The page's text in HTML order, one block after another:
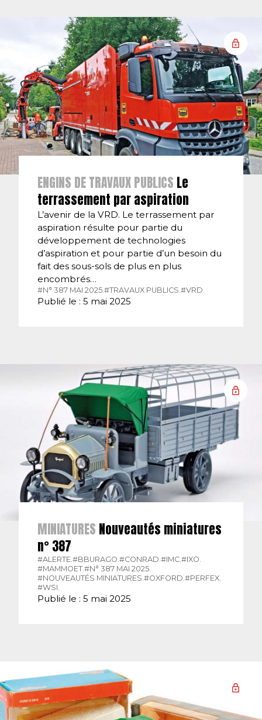
ENGINS DE TRAVAUX PUBLICS Le
terrassement par aspiration
L’avenir de la VRD. Le terrassement par
aspiration résulte pour partie du
développement de technologies
d’aspiration et pour partie d’un besoin du
fait des sous-sols de plus en plus
encombrés…
#N° 387 MAI 2025. #TRAVAUX PUBLICS. #VRD.
Publié le : 5 mai 2025
MINIATURES Nouveautés miniatures
n° 387
#ALERTE.#BBURAGO.#CONRAD.#IMC.#IXO.
#MAMMOET.#N° 387 MAI 2025.
#NOUVEAUTÉS MINIATURES.#OXFORD.#PERFEX.
#WSI.
Publié le : 5 mai 2025